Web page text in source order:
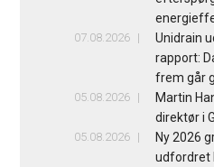
07.08.2026
Unidrain
rapport:
frem går
05.08.2026
Martin
direktør i
05.08.2026
Ny 2026
udfordret